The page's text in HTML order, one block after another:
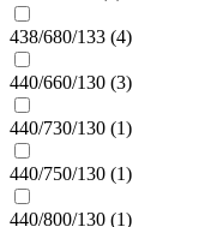
438/680/133 (4)
440/660/130 (3)
440/730/130 (1)
440/750/130 (1)
440/800/130 (1)